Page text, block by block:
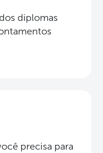
diplomas
precisa para